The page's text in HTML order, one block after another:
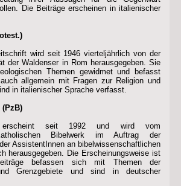
Die Beiträge erscheinen in italienischer
wird seit 1946 vierteljährlich von der
der Waldenser in Rom herausgegeben. Sie
Themen gewidmet und befasst
allgemein mit Fragen zur Religion und
in italienischer Sprache verfasst.
erscheint seit 1992 und wird vom
Bibelwerk im Auftrag der
AssistentInnen an bibelwissenschaftlichen
herausgegeben. Die Erscheinungsweise ist
befassen sich mit Themen der
Grenzgebiete und sind in deutscher